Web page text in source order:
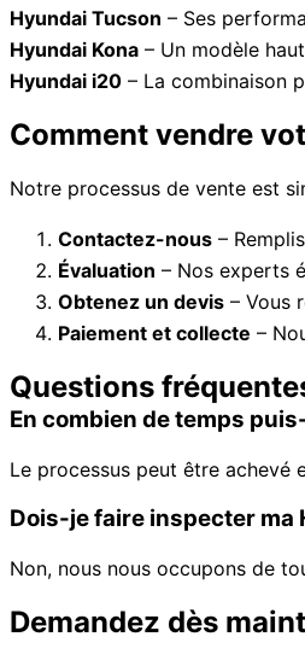
Hyundai Tucson – Ses
Hyundai Kona – Un modèle
Hyundai i20 – La combinaison
Comment vendre
Notre processus de vente est
Contactez-nous –
Évaluation – Nos experts
Obtenez un devis – Vous
Paiement et collecte –
Questions
En combien de temps
Le processus peut être achevé
Dois-je faire inspecter ma
Non, nous nous occupons de
Demandez dès